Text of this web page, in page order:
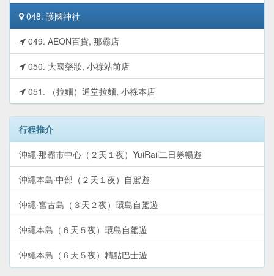
048. 護國神社
049. AEON百貨, 那霸店
050. 大國藥妝, 小祿站前店
051. （拉麵）通堂拉麵, 小祿本店
行程推介
沖繩‧那霸市中心（２天１夜）YuiRail二日券暢遊
沖繩本島‧中部（２天１夜）自駕遊
沖繩‧宮古島（３天２夜）環島自駕遊
沖繩本島（６天５夜）環島自駕遊
沖繩本島（６天５夜）精點巴士遊